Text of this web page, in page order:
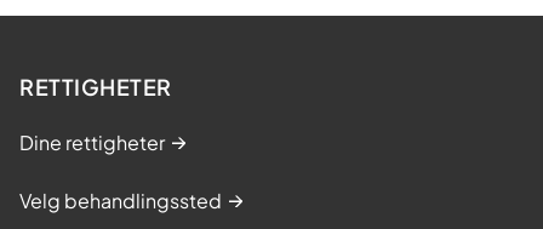
RETTIGHETER
Dine rettigheter
Velg behandlingssted